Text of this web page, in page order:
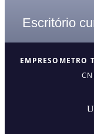
Escritório
EMPRESOMETRO